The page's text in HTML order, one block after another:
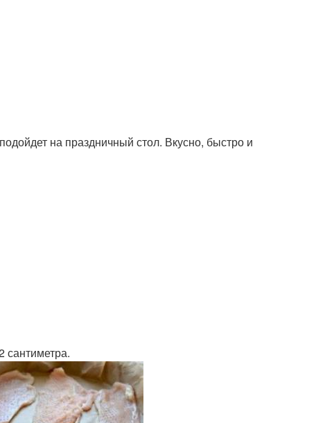
на праздничный стол. Вкусно, быстро и
сантиметра.